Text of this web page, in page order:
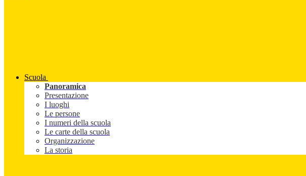
Scuola
Panoramica
Presentazione
I luoghi
Le persone
I numeri della scuola
Le carte della scuola
Organizzazione
La storia